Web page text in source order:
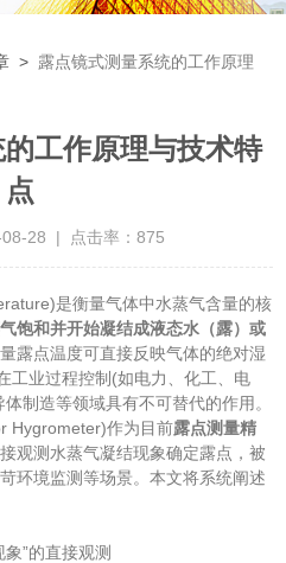
> 露点镜式测量系统的工作原理
工作原理与技术特
点
08-28 | 点击率：875
是衡量气体中水蒸气含量的核
饱和并开始凝结成液态水（露）或
露点温度可直接反映气体的绝对湿
工业过程控制(如电力、化工、电
制造等领域具有不可替代的作用。
Hygrometer)作为目前​​露点测量精
接观测水蒸气凝结现象确定露点，被
环境监测等场景。本文将系统阐述
”的直接观测